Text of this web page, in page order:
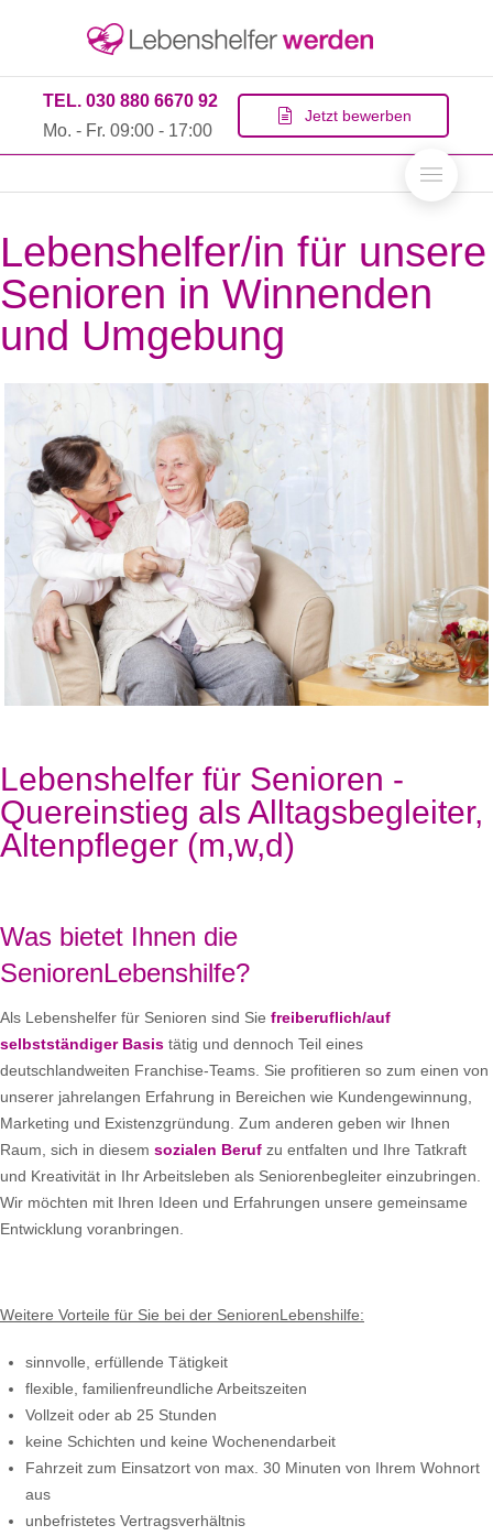
TEL. 030 880 6670 92
Mo. - Fr. 09:00 - 17:00
Jetzt bewerben
Lebenshelfer/in für unsere
Senioren in Winnenden
und Umgebung
Lebenshelfer für Senioren -
Quereinstieg als Alltagsbegleiter,
Altenpfleger (m,w,d)
Was bietet Ihnen die
SeniorenLebenshilfe?
Als Lebenshelfer für Senioren sind Sie freiberuflich/auf
selbstständiger Basis tätig und dennoch Teil eines
deutschlandweiten Franchise-Teams. Sie profitieren so zum einen von
unserer jahrelangen Erfahrung in Bereichen wie Kundengewinnung,
Marketing und Existenzgründung. Zum anderen geben wir Ihnen
Raum, sich in diesem sozialen Beruf zu entfalten und Ihre Tatkraft
und Kreativität in Ihr Arbeitsleben als Seniorenbegleiter einzubringen.
Wir möchten mit Ihren Ideen und Erfahrungen unsere gemeinsame
Entwicklung voranbringen.
Weitere Vorteile für Sie bei der SeniorenLebenshilfe:
sinnvolle, erfüllende Tätigkeit
flexible, familienfreundliche Arbeitszeiten
Vollzeit oder ab 25 Stunden
keine Schichten und keine Wochenendarbeit
Fahrzeit zum Einsatzort von max. 30 Minuten von Ihrem Wohnort
aus
unbefristetes Vertragsverhältnis